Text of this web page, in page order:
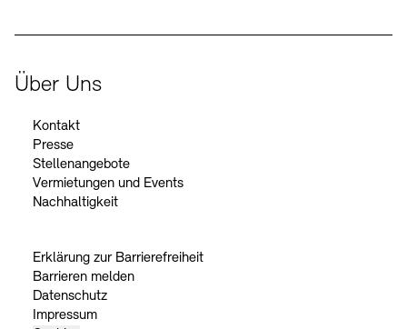
Über Uns
Kontakt
Presse
Stellenangebote
Vermietungen und Events
Nachhaltigkeit
Erklärung zur Barrierefreiheit
Barrieren melden
Datenschutz
Impressum